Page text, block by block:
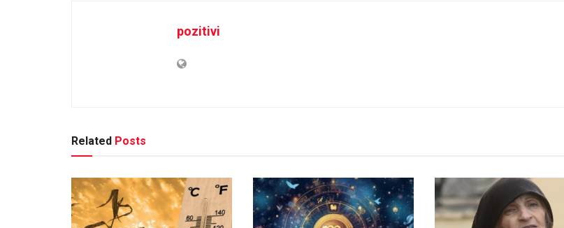
pozitivi
Related Posts